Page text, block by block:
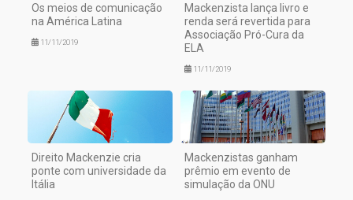
Os meios de comunicação
na América Latina
11/11/2019
Mackenzista lança livro e
renda será revertida para
Associação Pró-Cura da
ELA
11/11/2019
Direito Mackenzie cria
ponte com universidade da
Itália
Mackenzistas ganham
prêmio em evento de
simulação da ONU